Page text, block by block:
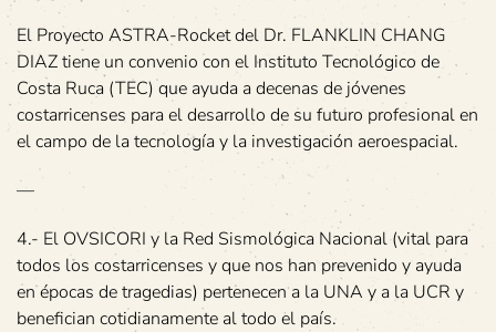
El Proyecto ASTRA-Rocket del Dr. FLANKLIN CHANG
DIAZ tiene un convenio con el Instituto Tecnológico de
Costa Ruca (TEC) que ayuda a decenas de jóvenes
costarricenses para el desarrollo de su futuro profesional en
el campo de la tecnología y la investigación aeroespacial.
—
4.- El OVSICORI y la Red Sismológica Nacional (vital para
todos los costarricenses y que nos han prevenido y ayuda
en épocas de tragedias) pertenecen a la UNA y a la UCR y
benefician cotidianamente al todo el país.